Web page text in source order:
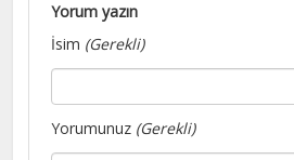
Yorum yazın
İsim (Gerekli)
Yorumunuz (Gerekli)